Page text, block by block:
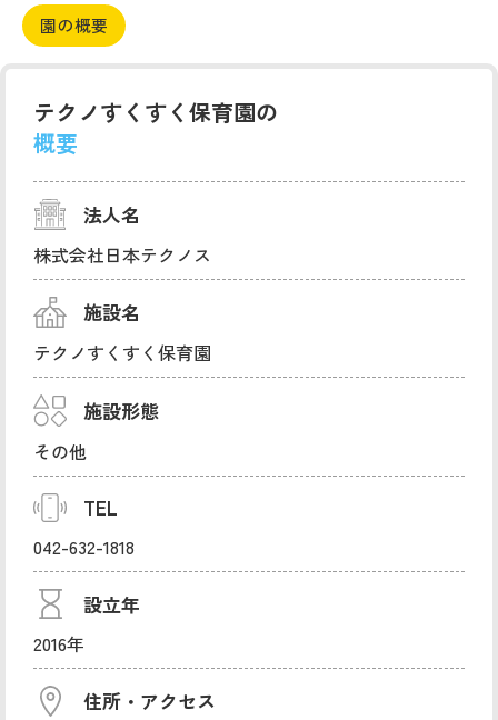
園の概要
テクノすくすく保育園の
概要
法人名
株式会社日本テクノス
施設名
テクノすくすく保育園
施設形態
その他
TEL
042-632-1818
設立年
2016年
住所・アクセス